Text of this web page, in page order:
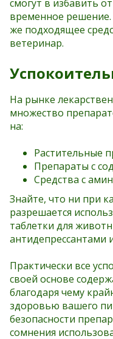
смогут в избавить
временное решение.
же подходящее
ветеринар.
На рынке
множество
на:
Растительные
Препараты с
Средства с
Знайте, что ни при
разрешается
таблетки для
антидепрессантами
Практически все
своей основе
благодаря чему
здоровью вашего
безопасности
сомнения